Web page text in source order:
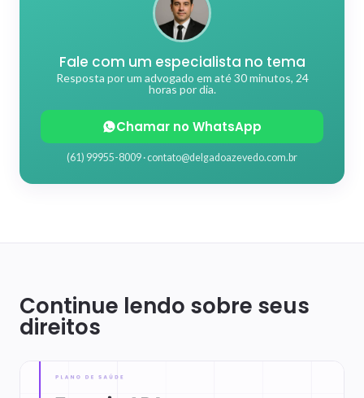
Fale com um especialista no tema
Resposta por um advogado em até 30 minutos, 24
horas por dia.
Chamar no WhatsApp
(61) 99955-8009 · contato@delgadoazevedo.com.br
Continue lendo sobre seus
direitos